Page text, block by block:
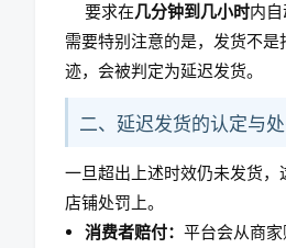
要求在几分钟到几小时内自
需要特别注意的是，发货不
迹，会被判定为延迟发货。
二、延迟发货的认定与
一旦超出上述时效仍未发货
店铺处罚上。
消费者赔付： 平台会从商